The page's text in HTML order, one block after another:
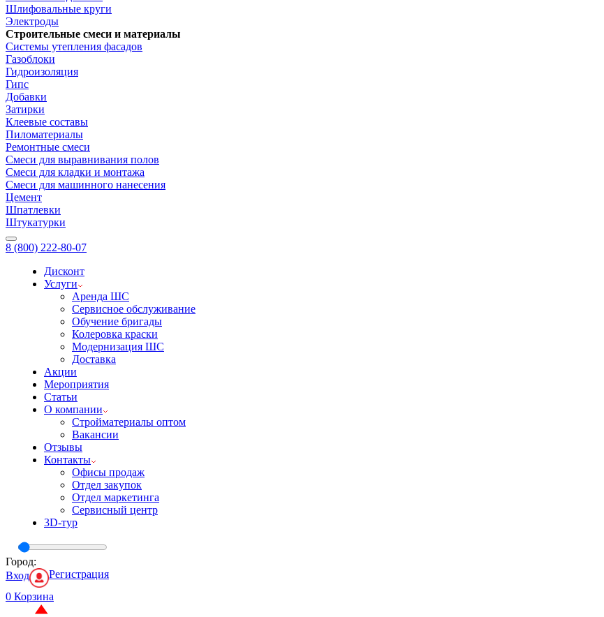
Шлифовальные круги
Электроды
Строительные смеси и материалы
Системы утепления фасадов
Газоблоки
Гидроизоляция
Гипс
Добавки
Затирки
Клеевые составы
Пиломатериалы
Ремонтные смеси
Смеси для выравнивания полов
Смеси для кладки и монтажа
Смеси для машинного нанесения
Цемент
Шпатлевки
Штукатурки
8 (800) 222-80-07
Дисконт
Услуги
Аренда ШС
Сервисное обслуживание
Обучение бригады
Колеровка краски
Модернизация ШС
Доставка
Акции
Мероприятия
Статьи
О компании
Стройматериалы оптом
Вакансии
Отзывы
Контакты
Офисы продаж
Отдел закупок
Отдел маркетинга
Сервисный центр
3D-тур
Город:
Вход
Регистрация
0 Корзина